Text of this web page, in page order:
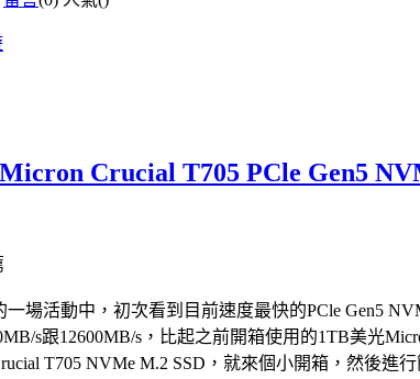
Micron Crucial T705 PCle Gen5
場活動中，初次看到目前速度最快的PCle Gen5
s跟12600MB/s，比起之前開箱使用的1TB美光
T705 NVMe M.2 SSD，就來個小開箱，然後進